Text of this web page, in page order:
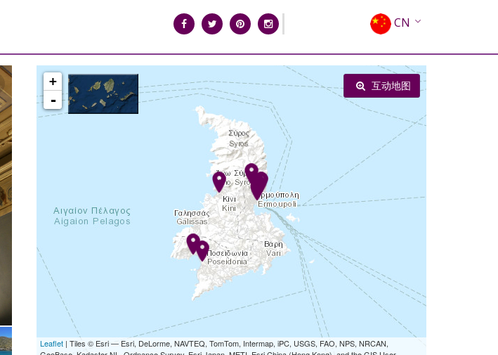
CN
EN
EL
ES
syros_vaporia_F268133321.jpg
+
-
Leaflet | Tiles © Esri — Esri, DeLorme, NAVTEQ, TomTom, Intermap, iPC, USGS, FAO, NPS, NRCAN,
互动地图